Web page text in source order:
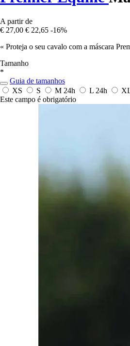
A partir de
€ 27,00 € 22,65 -16%
« Proteja o seu cavalo com a máscara
Tamanho
*
Guia de tamanhos
XS
S M 24h L 24h
Este campo é obrigatório